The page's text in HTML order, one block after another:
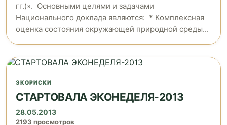
гг.)». Основными целями и задачами
Национального доклада являются: * Комплексная
оценка состояния окружающей природной среды...
ЭКОРИСКИ
СТАРТОВАЛА ЭКОНЕДЕЛЯ-2013
28.05.2013
2193 просмотров